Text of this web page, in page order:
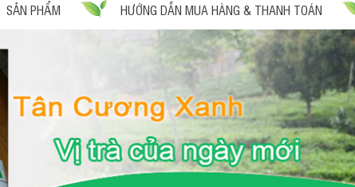
SẢN PHẨM HƯỚNG DẪN MUA HÀNG & THANH TOÁN